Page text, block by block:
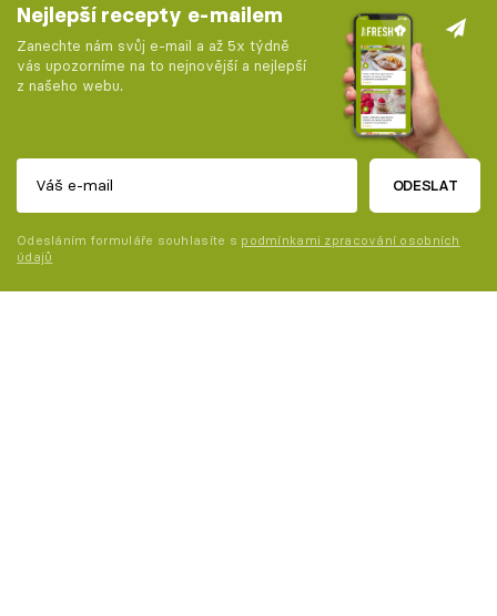
Nejlepší recepty e-mailem
Zanechte nám svůj e-mail a až 5x týdně
vás upozorníme na to nejnovější a nejlepší
z našeho webu.
ODESLAT
Odesláním formuláře souhlasíte s podmínkami zpracování osobních
údajů